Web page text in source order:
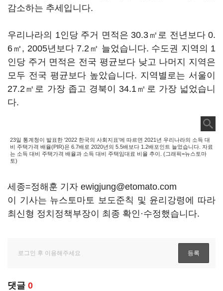
감소하는 추세입니다.
우리나라의 1인당 주거 면적은 30.3㎡로 전년보다 0.
6㎡, 2005년보다 7.2㎡ 늘었습니다. 수도권 지역의 1
인당 주거 면적은 전국 평균보다 낮고 나머지 지역은
모두 전국 평균보다 높았습니다. 지역별로는 서울이
27.2㎡로 가장 좁고 경북이 34.1㎡로 가장 넓었습니
다.
23일 통계청이 발표한 '2022 한국의 사회지표'에 따르면 2021년 우리나라의 소득 대
비 주택가격 배율(PIR)은 6.7배로 2020년의 5.5배보다 1.2배포인트 늘었습니다. 자료
는 소득 대비 주택가격 배율과 소득 대비 주택임대료 비율 추이. (그래픽=뉴스토마
토)
세종=정해훈 기자 ewigjung@etomato.com
이 기사는 뉴스토마토 보도준칙 및 윤리강령에 따라
최신형 정치정책부장이 최종 확인·수정했습니다.
댓글 0